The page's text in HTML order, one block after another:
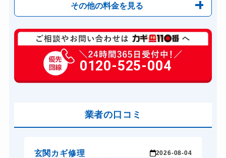
その他の料金を見る
玄関カギ修理 6,600円～(税込)
玄関カギ作成 14,300円～(税込)
玄関カギ交換 14,300円～(税込)
バイクカギ開け
スーツケースカギ開け 8,800円～(税込)
0120-525-004
業者の口コミ
玄関カギ修理 2026-08-04